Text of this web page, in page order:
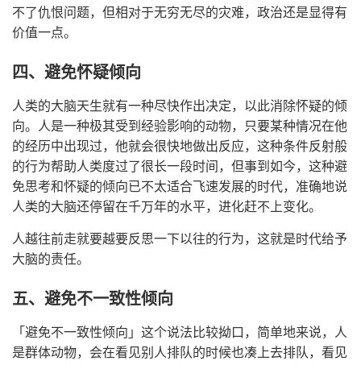
不了仇恨问题，但相对于无穷无尽的灾难，政治还是显得有
价值一点。
四、避免怀疑倾向
人类的大脑天生就有一种尽快作出决定，以此消除怀疑的倾
向。人是一种极其受到经验影响的动物，只要某种情况在他
的经历中出现过，他就会很快地做出反应，这种条件反射般
的行为帮助人类度过了很长一段时间，但事到如今，这种避
免思考和怀疑的倾向已不太适合飞速发展的时代，准确地说
人类的大脑还停留在千万年的水平，进化赶不上变化。
人越往前走就要越要反思一下以往的行为，这就是时代给予
大脑的责任。
五、避免不一致性倾向
「避免不一致性倾向」这个说法比较拗口，简单地来说，人
是群体动物，会在看见别人排队的时候也凑上去排队，看见